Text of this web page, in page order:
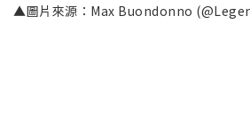
▲圖片來源：Max Buondonno